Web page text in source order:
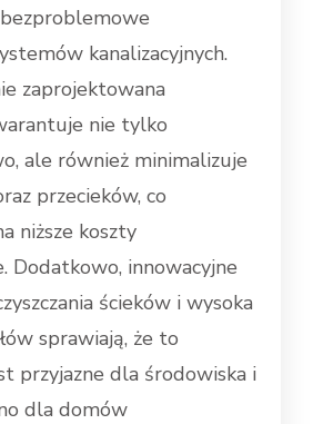
kanalizacyjnych.
zaprojektowana
nie tylko
ale również minimalizuje
przecieków, co
niższe koszty
Dodatkowo, innowacyjne
ścieków i wysoka
sprawiają, że to
przyjazne dla środowiska i
dla domów